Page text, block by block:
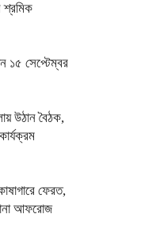
শ্রমিক
১৫ সেপ্টেম্বর
উঠান বৈঠক,
ফেরত,
আফরোজ